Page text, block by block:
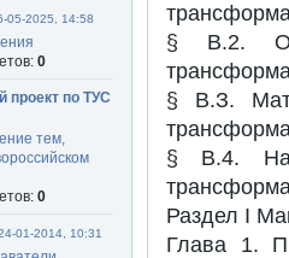
§ В.2.
§ В.З.
§ В.4.
Раздел I
Глава 1.
05-2025, 14:58
0
проект по ТУС
тем,
0
01-2014, 10:31